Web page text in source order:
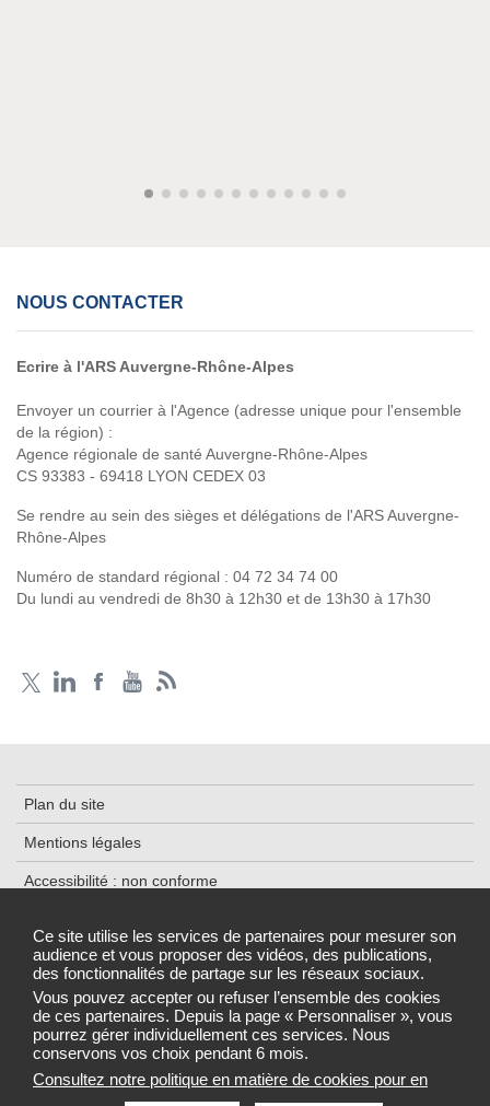
Ce site utilise les services de partenaires pour mesurer son
audience et vous proposer des vidéos, des publications,
des fonctionnalités de partage sur les réseaux sociaux.
Vous pouvez accepter ou refuser l’ensemble des cookies
de ces partenaires. Depuis la page « Personnaliser », vous
pourrez gérer individuellement ces services. Nous
conservons vos choix pendant 6 mois.
Consultez notre politique en matière de cookies pour en
NOUS CONTACTER
Ecrire à l'ARS Auvergne-Rhône-Alpes
Envoyer un courrier à l'Agence (adresse unique pour l'ensemble
de la région) :
Agence régionale de santé Auvergne-Rhône-Alpes
CS 93383 - 69418 LYON CEDEX 03
Se rendre au sein des sièges et délégations de l'ARS Auvergne-
Rhône-Alpes
Numéro de standard régional : 04 72 34 74 00
Du lundi au vendredi de 8h30 à 12h30 et de 13h30 à 17h30
Plan du site
Mentions légales
Accessibilité : non conforme
Cookies
Gestion des cookies